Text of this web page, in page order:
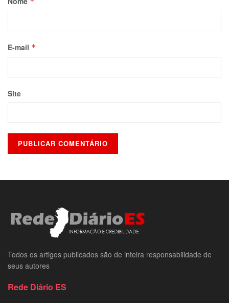
E-mail *
Site
Todos os artigos publicados são de inteira responsabilidade de
seus autores
Rede Diário ES